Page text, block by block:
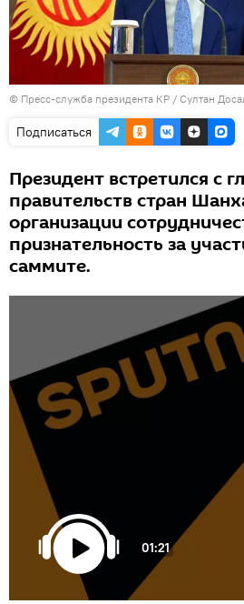
© Пресс-служба президента КР / Султан
Подписаться
Президент встретился с
правительств стран
организации
признательность за
саммите.
01:21